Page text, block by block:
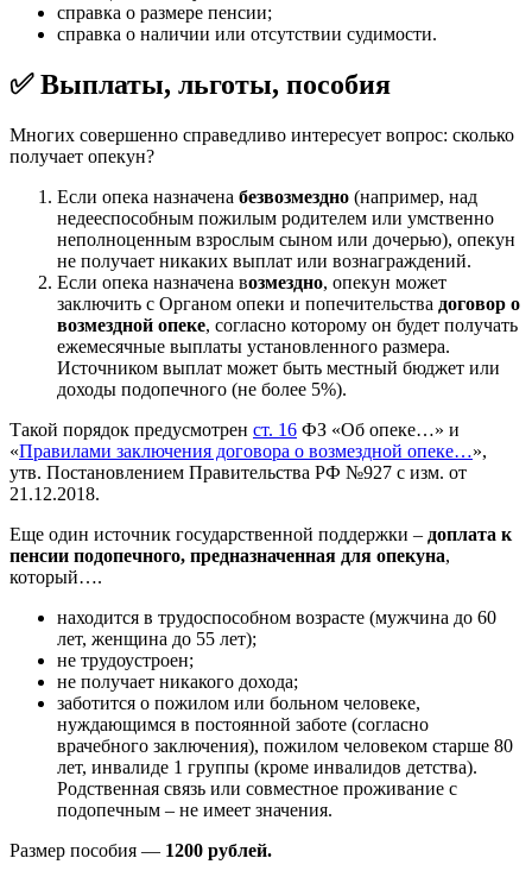
справка о размере пенсии;
справка о наличии или отсутствии судимости.
✅ Выплаты, льготы, пособия
Многих совершенно справедливо интересует вопрос: сколько
получает опекун?
Если опека назначена безвозмездно (например, над
недееспособным пожилым родителем или умственно
неполноценным взрослым сыном или дочерью), опекун
не получает никаких выплат или вознаграждений.
Если опека назначена возмездно, опекун может
заключить с Органом опеки и попечительства договор о
возмездной опеке, согласно которому он будет получать
ежемесячные выплаты установленного размера.
Источником выплат может быть местный бюджет или
доходы подопечного (не более 5%).
Такой порядок предусмотрен ст. 16 ФЗ «Об опеке…» и
«Правилами заключения договора о возмездной опеке…»,
утв. Постановлением Правительства РФ №927 с изм. от
21.12.2018.
Еще один источник государственной поддержки – доплата к
пенсии подопечного, предназначенная для опекуна,
который….
находится в трудоспособном возрасте (мужчина до 60
лет, женщина до 55 лет);
не трудоустроен;
не получает никакого дохода;
заботится о пожилом или больном человеке,
нуждающимся в постоянной заботе (согласно
врачебного заключения), пожилом человеком старше 80
лет, инвалиде 1 группы (кроме инвалидов детства).
Родственная связь или совместное проживание с
подопечным – не имеет значения.
Размер пособия — 1200 рублей.